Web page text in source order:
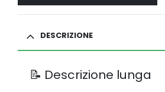
DESCRIZIONE
📝 Descrizione lunga